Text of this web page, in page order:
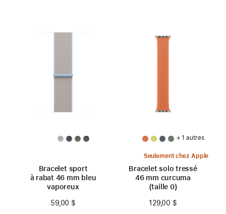
Bracelet sport
à rabat 46 mm bleu
vaporeux
59,00 $
+ 1 autres
Seulement chez Apple
Bracelet solo tressé
46 mm curcuma
(taille 0)
129,00 $